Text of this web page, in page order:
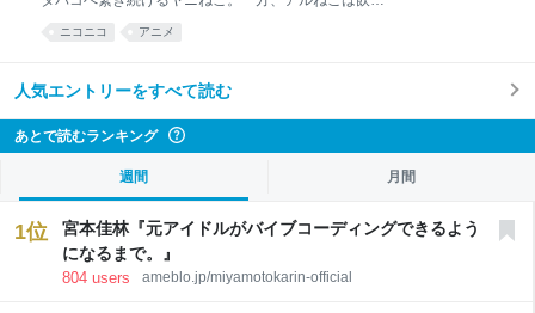
ニコニコ アニメ
人気エントリーをすべて読む
あとで読むランキング
週間 月間
1位
宮本佳林『元アイドルがバイブコーディングできるよう
になるまで。』
804 users ameblo.jp/miyamotokarin-official